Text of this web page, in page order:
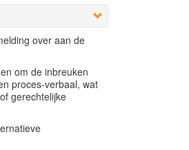
over aan de
om de inbreuken
proces-verbaal, wat
gerechtelijke